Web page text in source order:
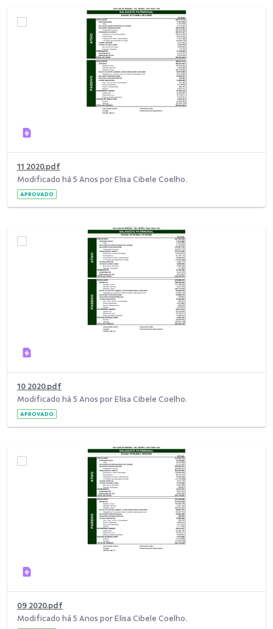
11 2020.pdf
Modificado há 5 Anos por Elisa Cibele Coelho.
APROVADO
10 2020.pdf
Modificado há 5 Anos por Elisa Cibele Coelho.
APROVADO
09 2020.pdf
Modificado há 5 Anos por Elisa Cibele Coelho.